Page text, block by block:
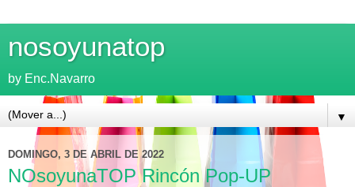
nosoyunatop
by Enc.Navarro
▼
DOMINGO, 3 DE ABRIL DE 2022
NOsoyunaTOP Rincón Pop-UP